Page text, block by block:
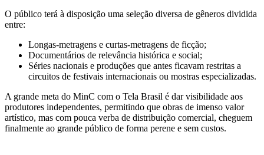
O público terá à disposição uma seleção diversa de gêneros dividida
entre:
Longas-metragens e curtas-metragens de ficção;
Documentários de relevância histórica e social;
Séries nacionais e produções que antes ficavam restritas a
circuitos de festivais internacionais ou mostras especializadas.
A grande meta do MinC com o Tela Brasil é dar visibilidade aos
produtores independentes, permitindo que obras de imenso valor
artístico, mas com pouca verba de distribuição comercial, cheguem
finalmente ao grande público de forma perene e sem custos.